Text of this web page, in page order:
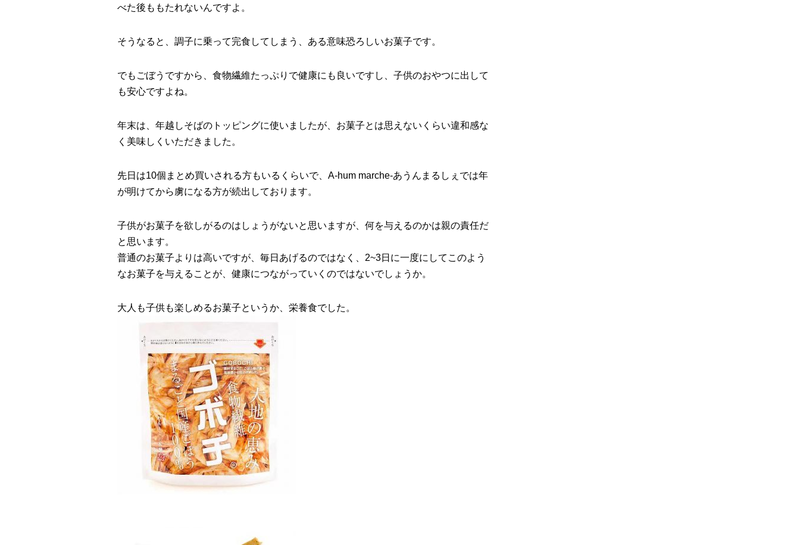
べた後ももたれないんですよ。
そうなると、調子に乗って完食してしまう、ある意味恐ろしいお菓子です。
でもごぼうですから、食物繊維たっぷりで健康にも良いですし、子供のおやつに出して
も安心ですよね。
年末は、年越しそばのトッピングに使いましたが、お菓子とは思えないくらい違和感な
く美味しくいただきました。
先日は10個まとめ買いされる方もいるくらいで、A-hum marche-あうんまるしぇでは年
が明けてから虜になる方が続出しております。
子供がお菓子を欲しがるのはしょうがないと思いますが、何を与えるのかは親の責任だ
と思います。
普通のお菓子よりは高いですが、毎日あげるのではなく、2~3日に一度にしてこのよう
なお菓子を与えることが、健康につながっていくのではないでしょうか。
大人も子供も楽しめるお菓子というか、栄養食でした。